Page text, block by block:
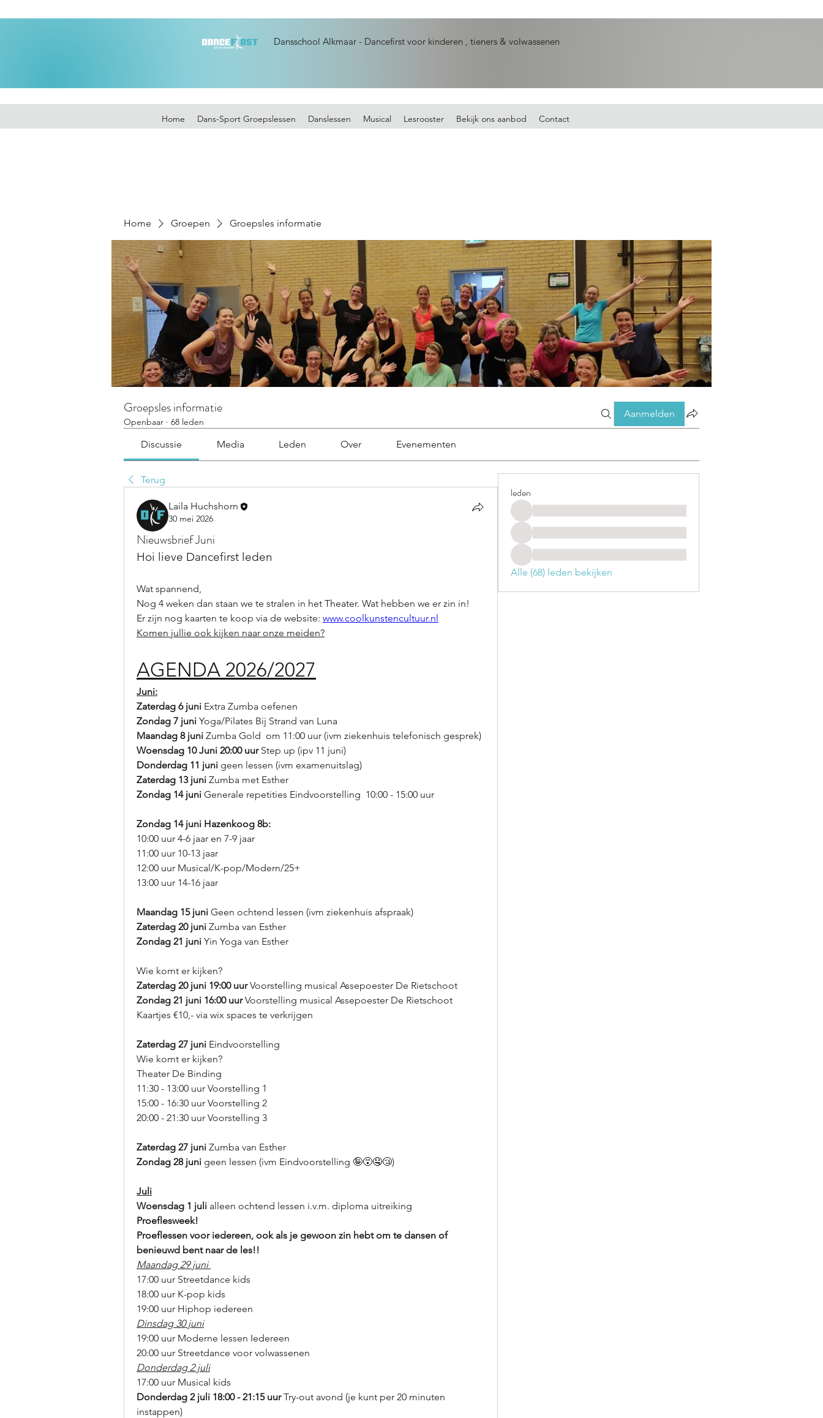
Dansschool Alkmaar - Dancefirst voor kinderen , tieners & volwassenen
Home Dans-Sport Groepslessen Danslessen Musical Lesrooster Bekijk ons aanbod Contact
Home Groepen Groepsles informatie
Groepsles informatie
Openbaar · 68 leden
Aanmelden
Discussie Media Leden Over Evenementen
Terug
Laila Huchshorn
30 mei 2026
Nieuwsbrief Juni
Hoi lieve Dancefirst leden
Wat spannend,
Nog 4 weken dan staan we te stralen in het Theater. Wat hebben we er zin in!
Er zijn nog kaarten te koop via de website: www.coolkunstencultuur.nl
Komen jullie ook kijken naar onze meiden?
AGENDA 2026/2027
Juni:
Zaterdag 6 juni Extra Zumba oefenen
Zondag 7 juni Yoga/Pilates Bij Strand van Luna
Maandag 8 juni Zumba Gold  om 11:00 uur (ivm ziekenhuis telefonisch gesprek)
Woensdag 10 Juni 20:00 uur Step up (ipv 11 juni)
Donderdag 11 juni geen lessen (ivm examenuitslag)
Zaterdag 13 juni Zumba met Esther
Zondag 14 juni Generale repetities Eindvoorstelling  10:00 - 15:00 uur
Zondag 14 juni Hazenkoog 8b:
10:00 uur 4-6 jaar en 7-9 jaar
11:00 uur 10-13 jaar
12:00 uur Musical/K-pop/Modern/25+
13:00 uur 14-16 jaar
Maandag 15 juni Geen ochtend lessen (ivm ziekenhuis afspraak)
Zaterdag 20 juni Zumba van Esther
Zondag 21 juni Yin Yoga van Esther
Wie komt er kijken?
Zaterdag 20 juni 19:00 uur Voorstelling musical Assepoester De Rietschoot
Zondag 21 juni 16:00 uur Voorstelling musical Assepoester De Rietschoot
Kaartjes €10,- via wix spaces te verkrijgen
Zaterdag 27 juni Eindvoorstelling
Wie komt er kijken?
Theater De Binding
11:30 - 13:00 uur Voorstelling 1
15:00 - 16:30 uur Voorstelling 2
20:00 - 21:30 uur Voorstelling 3
Zaterdag 27 juni Zumba van Esther
Zondag 28 juni geen lessen (ivm Eindvoorstelling 🤪😵🤤😴)
Juli
Woensdag 1 juli alleen ochtend lessen i.v.m. diploma uitreiking
Proeflesweek!
Proeflessen voor iedereen, ook als je gewoon zin hebt om te dansen of
benieuwd bent naar de les!!
Maandag 29 juni
17:00 uur Streetdance kids
18:00 uur K-pop kids
19:00 uur Hiphop iedereen
Dinsdag 30 juni
19:00 uur Moderne lessen Iedereen
20:00 uur Streetdance voor volwassenen
Donderdag 2 juli
17:00 uur Musical kids
Donderdag 2 juli 18:00 - 21:15 uur Try-out avond (je kunt per 20 minuten
instappen)
leden
Alle (68) leden bekijken